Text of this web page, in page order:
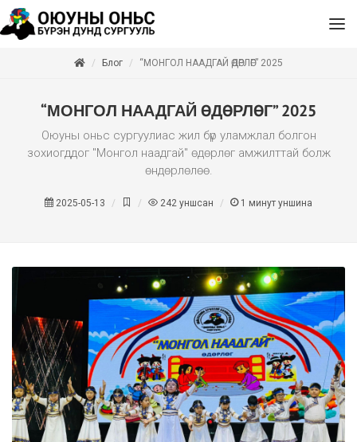
Блог “МОНГОЛ НААДГАЙ ӨДӨРЛӨГ” 2025
“МОНГОЛ НААДГАЙ ӨДӨРЛӨГ” 2025
Оюуны оньс сургуулиас жил бүр уламжлал болгон
зохиогддог "Монгол наадгай" өдөрлөг амжилттай болж
өндөрлөлөө.
2025-05-13 242 уншсан 1 минут уншина